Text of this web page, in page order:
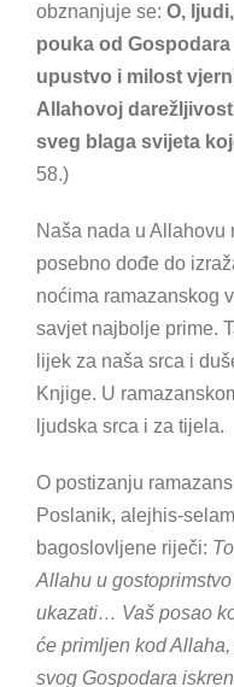
obznanjuje se: O,
pouka od
upustvo i milost
Allahovoj
sveg blaga svijeta
58.)
Naša nada u
posebno dođe do
noćima ramazanskog
savjet najbolje prime.
lijek za naša srca i
Knjige. U
ljudska srca i za tijela.
O postizanju
Poslanik, alejhis-
bagoslovljene riječi:
Allahu u
ukazati… Vaš posao
će primljen kod
svog Gospodara